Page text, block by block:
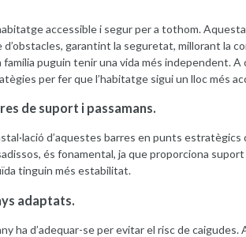
accessible i segur per a tothom.
d’obstacles, garantint la seguretat, millorant la
família puguin tenir una vida més independent.
per fer que l’habitatge sigui un lloc més
de suport i passamans.
d’aquestes barres en punts estratègics
és fonamental, ja que proporciona
tinguin més estabilitat.
adaptats.
ha d’adequar-se per evitar el risc de